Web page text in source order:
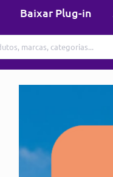
Baixar Plug-in